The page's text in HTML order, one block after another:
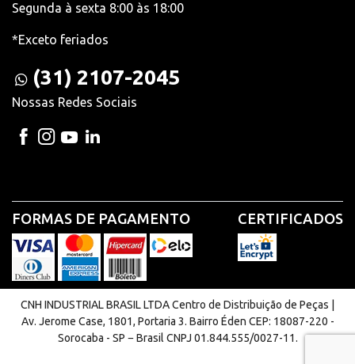
Segunda à sexta 8:00 às 18:00
*Exceto feriados
(31) 2107-2045
Nossas Redes Sociais
FORMAS DE PAGAMENTO CERTIFICADOS
CNH INDUSTRIAL BRASIL LTDA Centro de Distribuição de Peças |
Av. Jerome Case, 1801, Portaria 3. Bairro Éden CEP: 18087-220 -
Sorocaba - SP − Brasil CNPJ 01.844.555/0027-11.